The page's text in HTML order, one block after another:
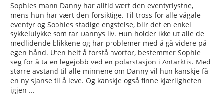
Sophies mann Danny har alltid vært den eventyrlystne,
mens hun har vært den forsiktige. Til tross for alle vågale
eventyr og Sophies stadige engstelse, blir det en enkel
sykkelulykke som tar Dannys liv. Hun holder ikke ut alle de
medlidende blikkene og har problemer med å gå videre på
egen hånd. Uten helt å forstå hvorfor, bestemmer Sophie
seg for å ta en legejobb ved en polarstasjon i Antarktis. Med
større avstand til alle minnene om Danny vil hun kanskje få
en ny sjanse til å leve. Og kanskje også finne kjærligheten
igjen ...